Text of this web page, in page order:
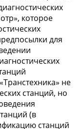
которое
для
не
станций, но
(в
станций